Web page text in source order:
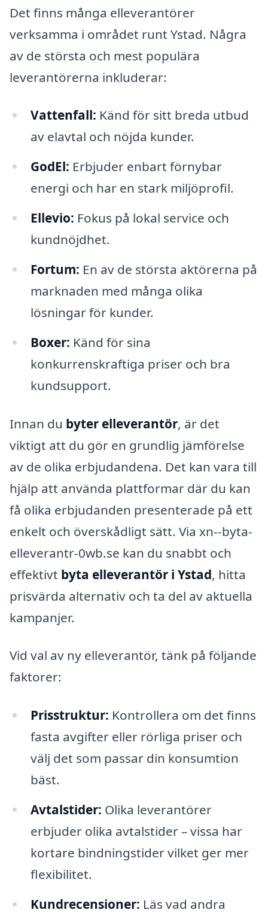
Det finns många elleverantörer
verksamma i området runt Ystad. Några
av de största och mest populära
leverantörerna inkluderar:
Vattenfall: Känd för sitt breda utbud
av elavtal och nöjda kunder.
GodEl: Erbjuder enbart förnybar
energi och har en stark miljöprofil.
Ellevio: Fokus på lokal service och
kundnöjdhet.
Fortum: En av de största aktörerna på
marknaden med många olika
lösningar för kunder.
Boxer: Känd för sina
konkurrenskraftiga priser och bra
kundsupport.
Innan du byter elleverantör, är det
viktigt att du gör en grundlig jämförelse
av de olika erbjudandena. Det kan vara till
hjälp att använda plattformar där du kan
få olika erbjudanden presenterade på ett
enkelt och överskådligt sätt. Via xn--byta-
elleverantr-0wb.se kan du snabbt och
effektivt byta elleverantör i Ystad, hitta
prisvärda alternativ och ta del av aktuella
kampanjer.
Vid val av ny elleverantör, tänk på följande
faktorer:
Prisstruktur: Kontrollera om det finns
fasta avgifter eller rörliga priser och
välj det som passar din konsumtion
bäst.
Avtalstider: Olika leverantörer
erbjuder olika avtalstider – vissa har
kortare bindningstider vilket ger mer
flexibilitet.
Kundrecensioner: Läs vad andra